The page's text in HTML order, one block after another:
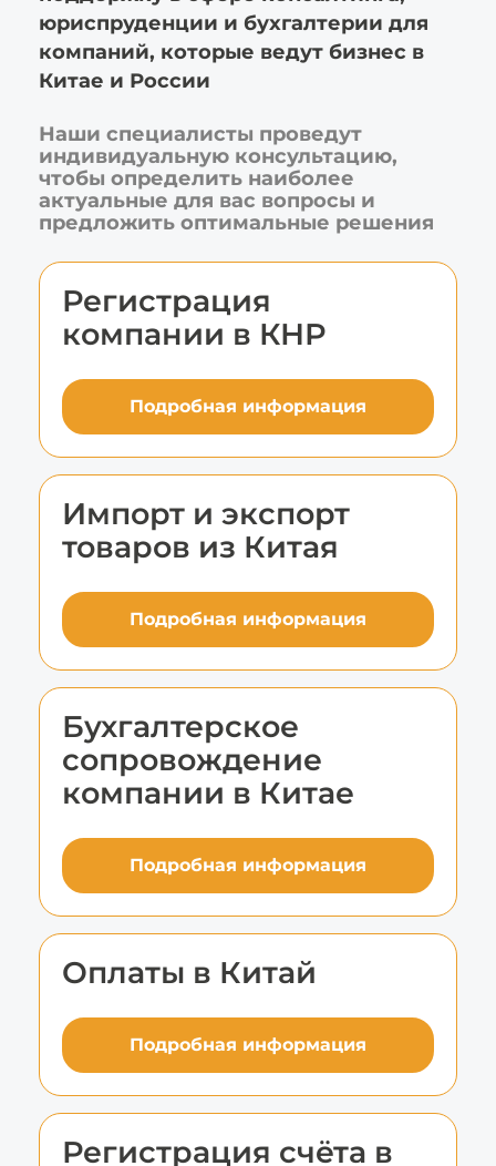
юриспруденции и бухгалтерии для
компаний, которые ведут бизнес в
Китае и России
Наши специалисты проведут
индивидуальную консультацию,
чтобы определить наиболее
актуальные для вас вопросы и
предложить оптимальные решения
Регистрация
компании в КНР
Подробная информация
Импорт и экспорт
товаров из Китая
Подробная информация
Бухгалтерское
сопровождение
компании в Китае
Подробная информация
Оплаты в Китай
Подробная информация
Регистрация счёта в